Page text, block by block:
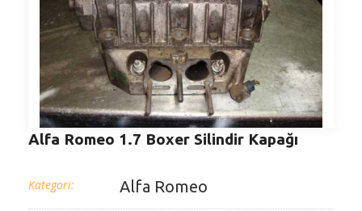
Alfa Romeo 1.7 Boxer Silindir Kapağı
Kategori: Alfa Romeo